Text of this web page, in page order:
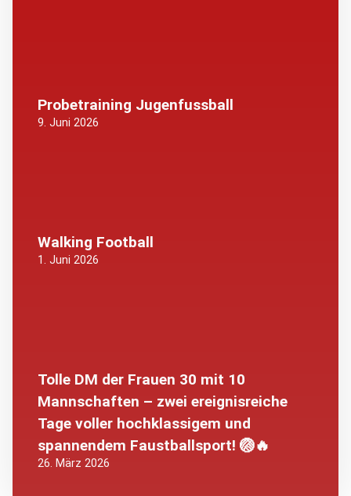
Probetraining Jugenfussball
9. Juni 2026
Walking Football
1. Juni 2026
Tolle DM der Frauen 30 mit 10
Mannschaften – zwei ereignisreiche
Tage voller hochklassigem und
spannendem Faustballsport! 🏐🔥
26. März 2026